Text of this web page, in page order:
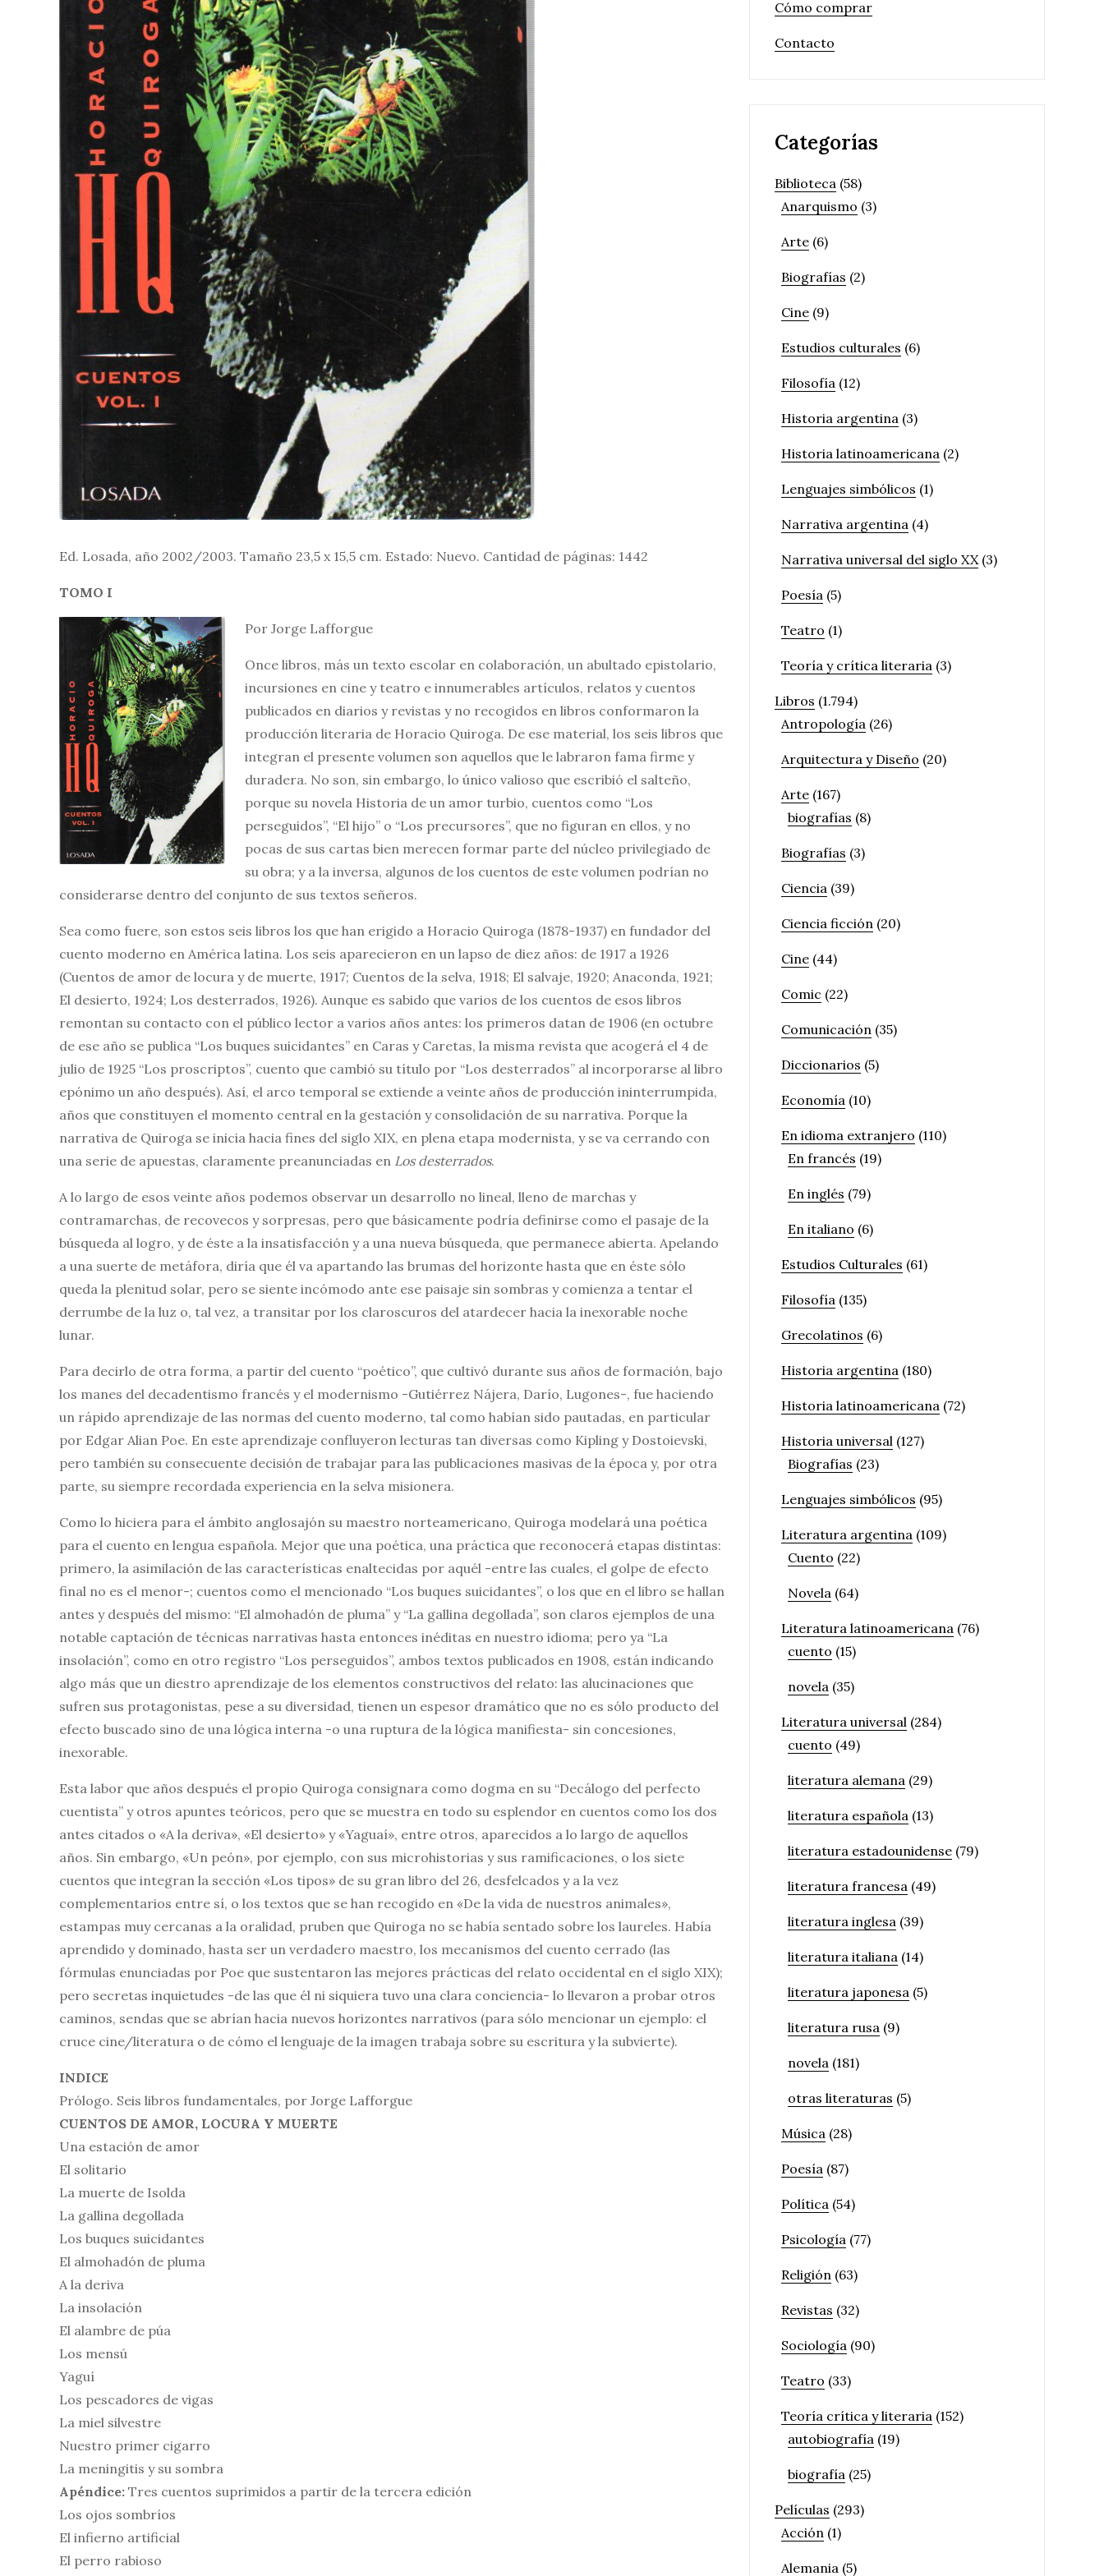
Ed. Losada, año 2002/2003. Tamaño 23,5 x 15,5 cm. Estado: Nuevo. Cantidad de páginas: 1442
TOMO I
Por Jorge Lafforgue
Once libros, más un texto escolar en colaboración, un abultado epistolario,
incursiones en cine y teatro e innumerables artículos, relatos y cuentos
publicados en diarios y revistas y no recogidos en libros conformaron la
producción literaria de Horacio Quiroga. De ese material, los seis libros que
integran el presente volumen son aquellos que le labraron fama firme y
duradera. No son, sin embargo, lo único valioso que escribió el salteño,
porque su novela Historia de un amor turbio, cuentos como “Los
perseguidos”, “El hijo” o “Los precursores”, que no figuran en ellos, y no
pocas de sus cartas bien merecen formar parte del núcleo privilegiado de
su obra; y a la inversa, algunos de los cuentos de este volumen podrían no
considerarse dentro del conjunto de sus textos señeros.
Sea como fuere, son estos seis libros los que han erigido a Horacio Quiroga (1878-1937) en fundador del
cuento moderno en América latina. Los seis aparecieron en un lapso de diez años: de 1917 a 1926
(Cuentos de amor de locura y de muerte, 1917; Cuentos de la selva, 1918; El salvaje, 1920; Anaconda, 1921;
El desierto, 1924; Los desterrados, 1926). Aunque es sabido que varios de los cuentos de esos libros
remontan su contacto con el público lector a varios años antes: los primeros datan de 1906 (en octubre
de ese año se publica “Los buques suicidantes” en Caras y Caretas, la misma revista que acogerá el 4 de
julio de 1925 “Los proscriptos”, cuento que cambió su título por “Los desterrados” al incorporarse al libro
epónimo un año después). Así, el arco temporal se extiende a veinte años de producción ininterrumpida,
años que constituyen el momento central en la gestación y consolidación de su narrativa. Porque la
narrativa de Quiroga se inicia hacia fines del siglo XIX, en plena etapa modernista, y se va cerrando con
una serie de apuestas, claramente preanunciadas en Los desterrados.
A lo largo de esos veinte años podemos observar un desarrollo no lineal, lleno de marchas y
contramarchas, de recovecos y sorpresas, pero que básicamente podría definirse como el pasaje de la
búsqueda al logro, y de éste a la insatisfacción y a una nueva búsqueda, que permanece abierta. Apelando
a una suerte de metáfora, diría que él va apartando las brumas del horizonte hasta que en éste sólo
queda la plenitud solar, pero se siente incómodo ante ese paisaje sin sombras y comienza a tentar el
derrumbe de la luz o, tal vez, a transitar por los claroscuros del atardecer hacia la inexorable noche
lunar.
Para decirlo de otra forma, a partir del cuento “poético”, que cultivó durante sus años de formación, bajo
los manes del decadentismo francés y el modernismo -Gutiérrez Nájera, Darío, Lugones-, fue haciendo
un rápido aprendizaje de las normas del cuento moderno, tal como habían sido pautadas, en particular
por Edgar Alian Poe. En este aprendizaje confluyeron lecturas tan diversas como Kipling y Dostoievski,
pero también su consecuente decisión de trabajar para las publicaciones masivas de la época y, por otra
parte, su siempre recordada experiencia en la selva misionera.
Como lo hiciera para el ámbito anglosajón su maestro norteamericano, Quiroga modelará una poética
para el cuento en lengua española. Mejor que una poética, una práctica que reconocerá etapas distintas:
primero, la asimilación de las características enaltecidas por aquél -entre las cuales, el golpe de efecto
final no es el menor-; cuentos como el mencionado “Los buques suicidantes”, o los que en el libro se hallan
antes y después del mismo: “El almohadón de pluma” y “La gallina degollada”, son claros ejemplos de una
notable captación de técnicas narrativas hasta entonces inéditas en nuestro idioma; pero ya “La
insolación”, como en otro registro “Los perseguidos”, ambos textos publicados en 1908, están indicando
algo más que un diestro aprendizaje de los elementos constructivos del relato: las alucinaciones que
sufren sus protagonistas, pese a su diversidad, tienen un espesor dramático que no es sólo producto del
efecto buscado sino de una lógica interna -o una ruptura de la lógica manifiesta- sin concesiones,
inexorable.
Esta labor que años después el propio Quiroga consignara como dogma en su “Decálogo del perfecto
cuentista” y otros apuntes teóricos, pero que se muestra en todo su esplendor en cuentos como los dos
antes citados o «A la deriva», «El desierto» y «Yaguaí», entre otros, aparecidos a lo largo de aquellos
años. Sin embargo, «Un peón», por ejemplo, con sus microhistorias y sus ramificaciones, o los siete
cuentos que integran la sección «Los tipos» de su gran libro del 26, desfelcados y a la vez
complementarios entre sí, o los textos que se han recogido en «De la vida de nuestros animales»,
estampas muy cercanas a la oralidad, pruben que Quiroga no se había sentado sobre los laureles. Había
aprendido y dominado, hasta ser un verdadero maestro, los mecanismos del cuento cerrado (las
fórmulas enunciadas por Poe que sustentaron las mejores prácticas del relato occidental en el siglo XIX);
pero secretas inquietudes -de las que él ni siquiera tuvo una clara conciencia- lo llevaron a probar otros
caminos, sendas que se abrían hacia nuevos horizontes narrativos (para sólo mencionar un ejemplo: el
cruce cine/literatura o de cómo el lenguaje de la imagen trabaja sobre su escritura y la subvierte).
INDICE
Prólogo. Seis libros fundamentales, por Jorge Lafforgue
CUENTOS DE AMOR, LOCURA Y MUERTE
Una estación de amor
El solitario
La muerte de Isolda
La gallina degollada
Los buques suicidantes
El almohadón de pluma
A la deriva
La insolación
El alambre de púa
Los mensú
Yaguí
Los pescadores de vigas
La miel silvestre
Nuestro primer cigarro
La meningitis y su sombra
Apéndice: Tres cuentos suprimidos a partir de la tercera edición
Los ojos sombríos
El infierno artificial
El perro rabioso
Cómo comprar
Contacto
Categorías
Biblioteca (58)
Anarquismo (3)
Arte (6)
Biografías (2)
Cine (9)
Estudios culturales (6)
Filosofía (12)
Historia argentina (3)
Historia latinoamericana (2)
Lenguajes simbólicos (1)
Narrativa argentina (4)
Narrativa universal del siglo XX(3)
Poesía (5)
Teatro (1)
Teoría y crítica literaria (3)
Libros (1.794)
Antropología (26)
Arquitectura y Diseño (20)
Arte (167)
biografías (8)
Biografías (3)
Ciencia (39)
Ciencia ficción (20)
Cine (44)
Comic (22)
Comunicación (35)
Diccionarios (5)
Economía (10)
En idioma extranjero (110)
En francés (19)
En inglés (79)
En italiano (6)
Estudios Culturales (61)
Filosofía (135)
Grecolatinos (6)
Historia argentina (180)
Historia latinoamericana (72)
Historia universal (127)
Biografías (23)
Lenguajes simbólicos (95)
Literatura argentina (109)
Cuento (22)
Novela (64)
Literatura latinoamericana (76)
cuento (15)
novela (35)
Literatura universal (284)
cuento (49)
literatura alemana (29)
literatura española (13)
literatura estadounidense (79)
literatura francesa (49)
literatura inglesa (39)
literatura italiana (14)
literatura japonesa (5)
literatura rusa (9)
novela (181)
otras literaturas (5)
Música (28)
Poesía (87)
Política (54)
Psicología (77)
Religión (63)
Revistas (32)
Sociología (90)
Teatro (33)
Teoría crítica y literaria (152)
autobiografía (19)
biografía (25)
Películas (293)
Acción (1)
Alemania (5)